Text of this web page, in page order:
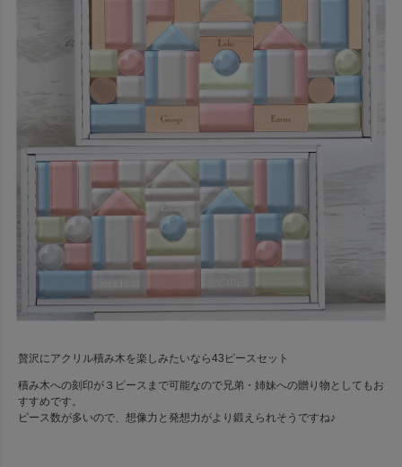
贅沢にアクリル積み木を楽しみたいなら43ピースセット
積み木への刻印が３ピースまで可能なので兄弟・姉妹への贈り物としてもお
すすめです。
ピース数が多いので、想像力と発想力がより鍛えられそうですね♪